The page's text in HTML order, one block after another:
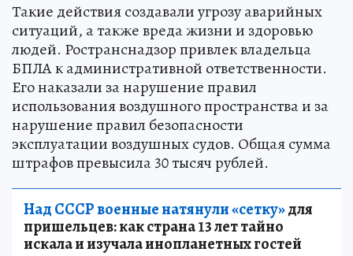
Такие действия создавали угрозу аварийных
ситуаций, а также вреда жизни и здоровью
людей. Ространснадзор привлек владельца
БПЛА к административной ответственности.
Его наказали за нарушение правил
использования воздушного пространства и за
нарушение правил безопасности
эксплуатации воздушных судов. Общая сумма
штрафов превысила 30 тысяч рублей.
Над СССР военные натянули «сетку»для
пришельцев: как страна 13 лет тайно
искала и изучала инопланетных гостей